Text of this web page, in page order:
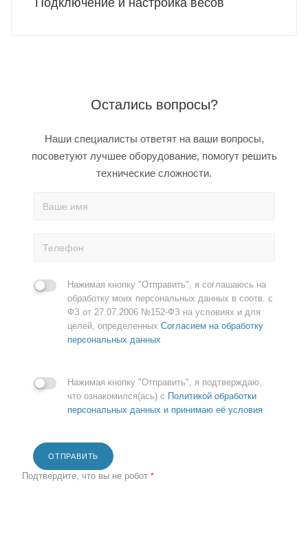
Подключение и настройка весов
Остались вопросы?
Наши специалисты ответят на ваши вопросы,
посоветуют лучшее оборудование, помогут решить
технические сложности.
Нажимая кнопку "Отправить", я соглашаюсь на
обработку моих персональных данных в соотв. с
ФЗ от 27.07.2006 №152-ФЗ на условиях и для
целей, определенных Согласием на обработку
персональных данных
Нажимая кнопку "Отправить", я подтверждаю,
что ознакомился(ась) с Политикой обработки
персональных данных и принимаю её условия
ОТПРАВИТЬ
Подтвердите, что вы не робот *